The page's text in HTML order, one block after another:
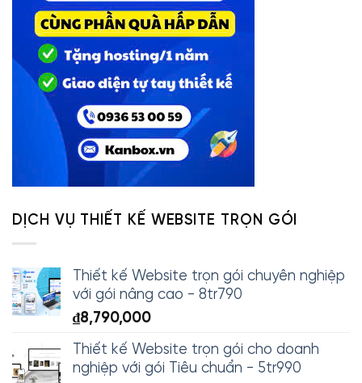
DỊCH VỤ THIẾT KẾ WEBSITE TRỌN GÓI
Thiết kế Website trọn gói chuyên nghiệp
với gói nâng cao - 8tr790
₫8,790,000
Thiết kế Website trọn gói cho doanh
nghiệp với gói Tiêu chuẩn - 5tr990